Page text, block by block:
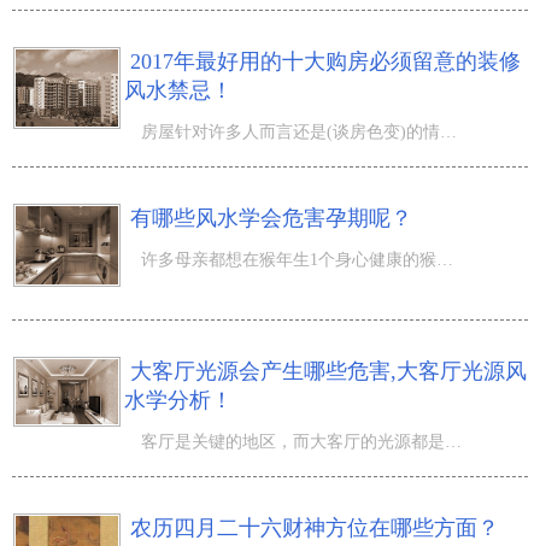
2017年最好用的十大购房必须留意的装修
风水禁忌！
房屋针对许多人而言还是(谈房色变)的情况吧，终究那持续高涨的楼价颇为令人心有戚戚焉。但是还是许多人要依
有哪些风水学会危害孕期呢？
许多母亲都想在猴年生1个身心健康的猴小宝宝。这里要告知这种备孕或是早已孕期的孕妈妈们，在孕妇怀孕受孕
大客厅光源会产生哪些危害,大客厅光源风
水学分析！
客厅是关键的地区，而大客厅的光源都是有风水学注重的呢，那么大客厅光源会产生哪些危害,大客厅光源风水学
农历四月二十六财神方位在哪些方面？